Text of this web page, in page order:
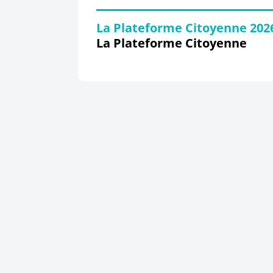
La Plateforme Citoyenne
La Plateforme Citoyenne